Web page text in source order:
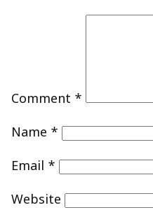
Comment *
Name *
Email *
Website